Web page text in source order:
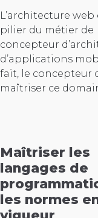
L’architecture web
pilier du métier de
concepteur
d’applications
fait, le concepteur
maîtriser ce
Maîtriser les
langages de
les normes